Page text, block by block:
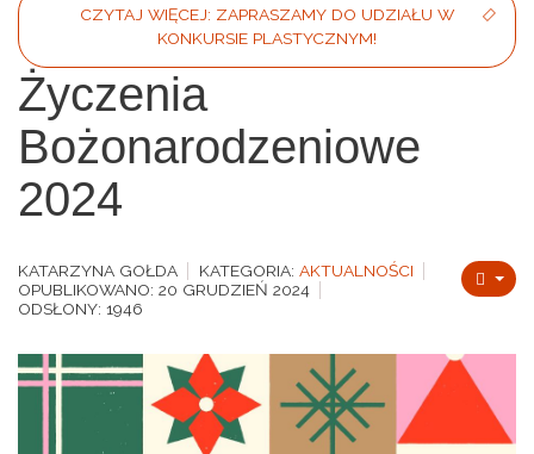
CZYTAJ WIĘCEJ: ZAPRASZAMY DO UDZIAŁU W
KONKURSIE PLASTYCZNYM!
Życzenia
Bożonarodzeniowe
2024
KATARZYNA GOŁDA KATEGORIA: AKTUALNOŚCI
OPUBLIKOWANO: 20 GRUDZIEŃ 2024
ODSŁONY: 1946